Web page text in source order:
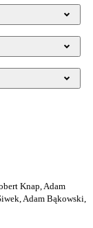
Knap, Adam
Adam Bąkowski,